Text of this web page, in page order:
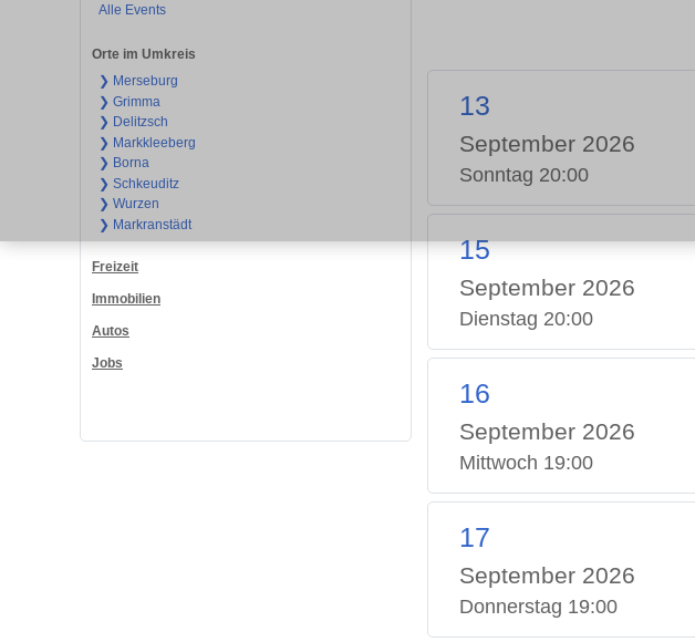
Alle Events
Orte im Umkreis
❯ Merseburg
❯ Grimma
❯ Delitzsch
❯ Markkleeberg
❯ Borna
❯ Schkeuditz
❯ Wurzen
❯ Markranstädt
Freizeit
Immobilien
Autos
Jobs
13
September 2026
Sonntag 20:00
15
September 2026
Dienstag 20:00
16
September 2026
Mittwoch 19:00
17
September 2026
Donnerstag 19:00